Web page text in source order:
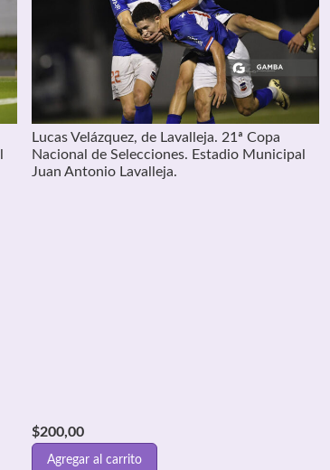
Lucas Velázquez, de Lavalleja. 21ª Copa
Nacional de Selecciones. Estadio Municipal
Juan Antonio Lavalleja.
$200,00
Agregar al carrito